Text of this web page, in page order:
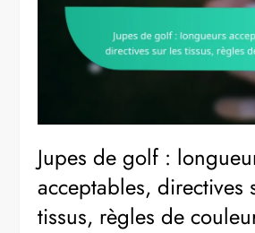
Jupes de golf :
acceptables, directives
tissus, règles de